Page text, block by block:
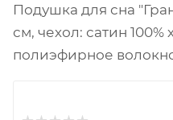
Подушка для сна
см, чехол: сатин
полиэфирное